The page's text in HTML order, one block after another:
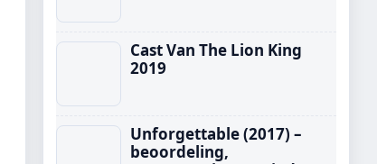
Cast Van The Lion King
2019
Unforgettable (2017) –
beoordeling,